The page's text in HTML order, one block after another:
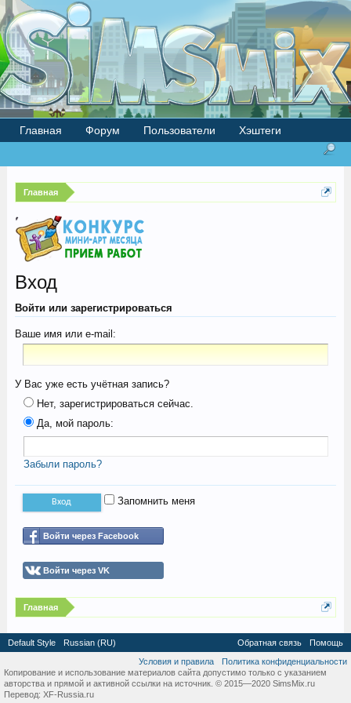
Главная
Вход
Войти или зарегистрироваться
Ваше имя или e-mail:
У Вас уже есть учётная запись?
Нет, зарегистрироваться сейчас.
Да, мой пароль:
Забыли пароль?
Запомнить меня
Войти через Facebook
Войти через VK
Главная
Главная Форум Пользователи Хэштеги
Default Style Russian (RU) Обратная связь
Помощь
Условия и правила
Политика конфиденциальности
Копирование и использование материалов сайта допустимо только с указанием
авторства и прямой и активной ссылки на источник. © 2015—2020 SimsMix.ru
Перевод: XF-Russia.ru